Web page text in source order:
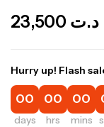
د.ت
Hurry up! Flash
00
days
00
hrs
00
mins